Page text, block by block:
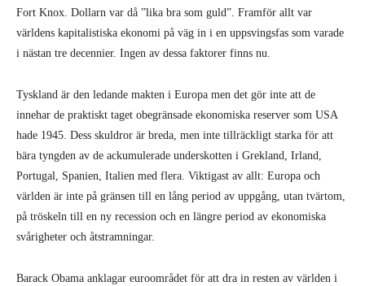
Fort Knox. Dollarn var då ”lika bra som guld”. Framför allt var
världens kapitalistiska ekonomi på väg in i en uppsvingsfas som varade
i nästan tre decennier. Ingen av dessa faktorer finns nu.
Tyskland är den ledande makten i Europa men det gör inte att de
innehar de praktiskt taget obegränsade ekonomiska reserver som USA
hade 1945. Dess skuldror är breda, men inte tillräckligt starka för att
bära tyngden av de ackumulerade underskotten i Grekland, Irland,
Portugal, Spanien, Italien med flera. Viktigast av allt: Europa och
världen är inte på gränsen till en lång period av uppgång, utan tvärtom,
på tröskeln till en ny recession och en längre period av ekonomiska
svårigheter och åtstramningar.
Barack Obama anklagar euroområdet för att dra in resten av världen i